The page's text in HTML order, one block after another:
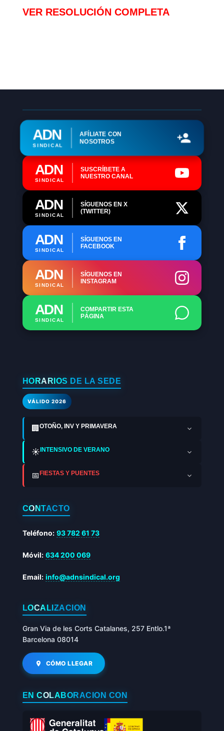
VER RESOLUCIÓN COMPLETA
ADN
SINDICAL
AFÍLIATE CON
NOSOTROS
ADN
SINDICAL
SUSCRÍBETE A
NUESTRO CANAL
ADN
SINDICAL
SÍGUENOS EN X
(TWITTER)
ADN
SINDICAL
SÍGUENOS EN
FACEBOOK
ADN
SINDICAL
SÍGUENOS EN
INSTAGRAM
ADN
SINDICAL
COMPARTIR ESTA
PÁGINA
HORARIOS DE LA SEDE
VÁLIDO 2026
🏢 OTOÑO, INV Y PRIMAVERA
☀️INTENSIVO DE VERANO
📅FIESTAS Y PUENTES
CONTACTO
Teléfono: 93 782 61 73
Móvil: 634 200 069
Email: info@adnsindical.org
LOCALIZACIÓN
Gran Via de les Corts Catalanes, 257 Entlo.1ª
Barcelona 08014
CÓMO LLEGAR
EN COLABORACIÓN CON